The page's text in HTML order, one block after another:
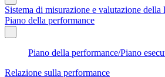
Sistema di misurazione e valutazione della
Piano della performance
Piano della performance/Piano
Relazione sulla performance